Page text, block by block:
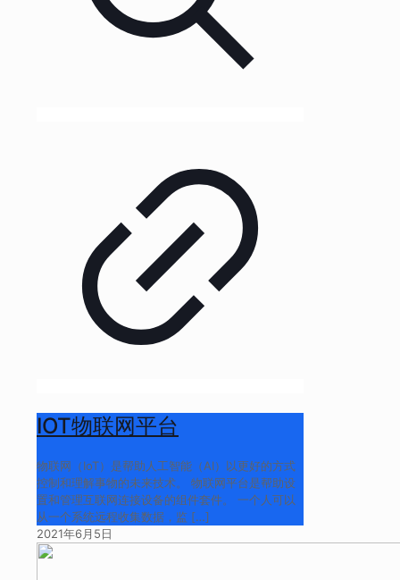
IOT物联网平台
物联网（IoT）是帮助人工智能（AI）以更好的方式
控制和理解事物的未来技术。 物联网平台是帮助设
置和管理互联网连接设备的组件套件。 一个人可以
从一个系统远程收集数据，监 […]
2021年6月5日